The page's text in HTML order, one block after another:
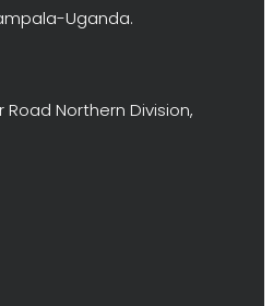
Uganda.
Road Northern Division,